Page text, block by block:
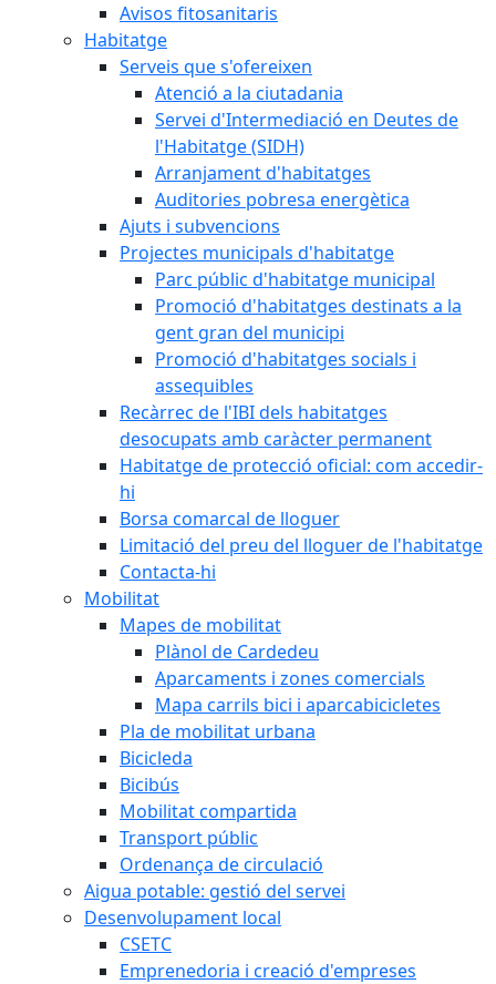
Avisos fitosanitaris
Habitatge
Serveis que s'ofereixen
Atenció a la ciutadania
Servei d'Intermediació en Deutes de
l'Habitatge (SIDH)
Arranjament d'habitatges
Auditories pobresa energètica
Ajuts i subvencions
Projectes municipals d'habitatge
Parc públic d'habitatge municipal
Promoció d'habitatges destinats a la
gent gran del municipi
Promoció d'habitatges socials i
assequibles
Recàrrec de l'IBI dels habitatges
desocupats amb caràcter permanent
Habitatge de protecció oficial: com accedir-
hi
Borsa comarcal de lloguer
Limitació del preu del lloguer de l'habitatge
Contacta-hi
Mobilitat
Mapes de mobilitat
Plànol de Cardedeu
Aparcaments i zones comercials
Mapa carrils bici i aparcabicicletes
Pla de mobilitat urbana
Bicicleda
Bicibús
Mobilitat compartida
Transport públic
Ordenança de circulació
Aigua potable: gestió del servei
Desenvolupament local
CSETC
Emprenedoria i creació d'empreses